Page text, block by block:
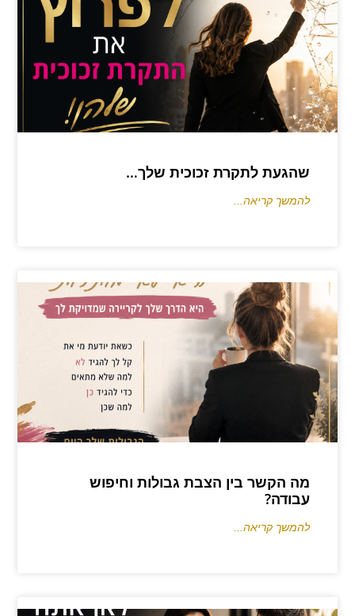
שהגעת לתקרת זכוכית שלך…
להמשך קריאה...
מה הקשר בין הצבת גבולות וחיפוש
עבודה?
להמשך קריאה...